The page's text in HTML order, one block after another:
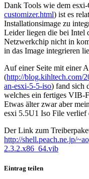
Dank Tools wie dem
customizer.html) ist es
Installationsimage zu
Leider liegen die bei Intel
Netzwerkchip nicht in
in das Image integrieren
Auf einer Seite mit einer
(http://blog.kihltech.com/
an-esxi-5-5-iso) fand sich
welches ein fertiges VIB-
Etwas älter zwar aber
esxi 5.5U1 Iso File verlief
Der Link zum
http://shell.peach.ne.jp/
2.3.2.x86_64.vib
Eintrag teilen